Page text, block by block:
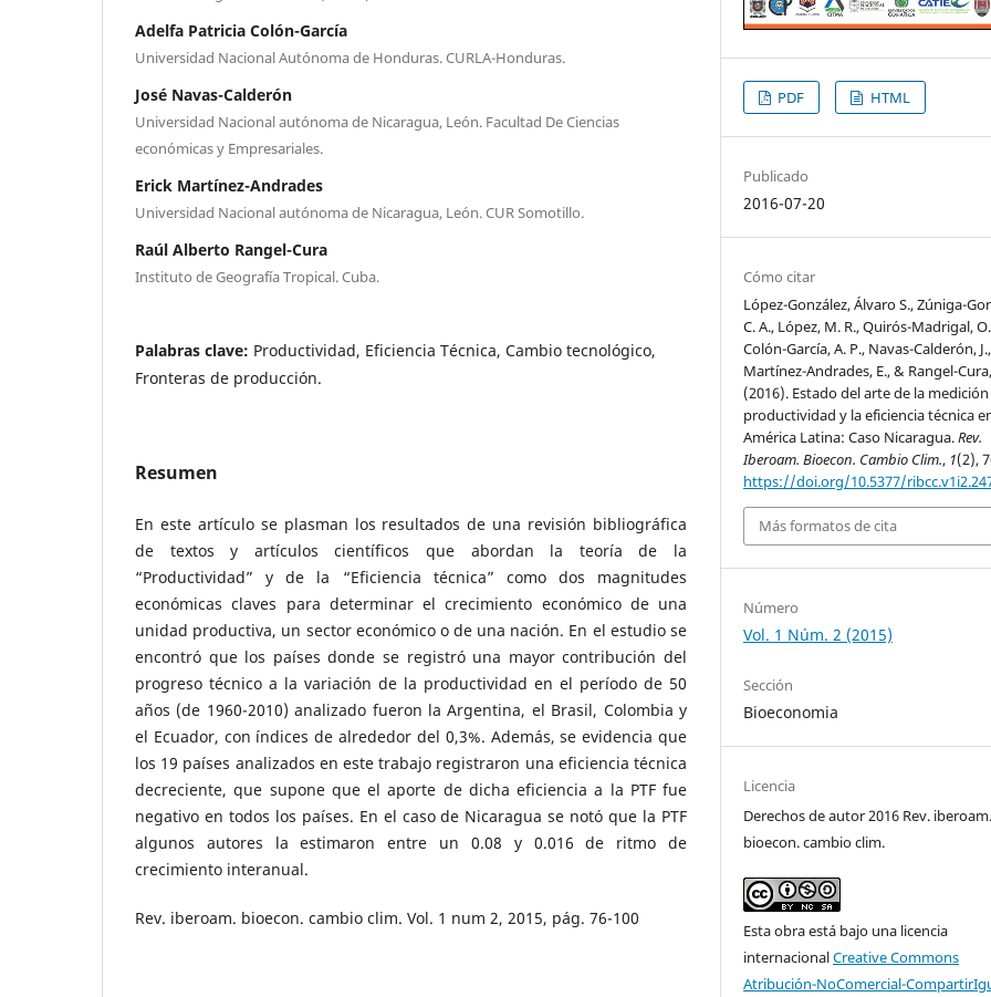
Adelfa Patricia Colón-García
Universidad Nacional Autónoma de Honduras. CURLA-Honduras.
José Navas-Calderón
Universidad Nacional autónoma de Nicaragua, León. Facultad De Ciencias
económicas y Empresariales.
Erick Martínez-Andrades
Universidad Nacional autónoma de Nicaragua, León. CUR Somotillo.
Raúl Alberto Rangel-Cura
Instituto de Geografía Tropical. Cuba.
Palabras clave: Productividad, Eficiencia Técnica, Cambio tecnológico,
Fronteras de producción.
Resumen
En este artículo se plasman los resultados de una revisión bibliográfica
de textos y artículos científicos que abordan la teoría de la
“Productividad” y de la “Eficiencia técnica” como dos magnitudes
económicas claves para determinar el crecimiento económico de una
unidad productiva, un sector económico o de una nación. En el estudio se
encontró que los países donde se registró una mayor contribución del
progreso técnico a la variación de la productividad en el período de 50
años (de 1960-2010) analizado fueron la Argentina, el Brasil, Colombia y
el Ecuador, con índices de alrededor del 0,3%. Además, se evidencia que
los 19 países analizados en este trabajo registraron una eficiencia técnica
decreciente, que supone que el aporte de dicha eficiencia a la PTF fue
negativo en todos los países. En el caso de Nicaragua se notó que la PTF
algunos autores la estimaron entre un 0.08 y 0.016 de ritmo de
crecimiento interanual.
Rev. iberoam. bioecon. cambio clim. Vol. 1 num 2, 2015, pág. 76-100
PDF HTML
Publicado
2016-07-20
Cómo citar
López-González, Álvaro S., Zúniga-
C. A., López, M. R., Quirós-Madrigal, O.
Colón-García, A. P., Navas-Calderón, J.,
Martínez-Andrades, E., & Rangel-
(2016). Estado del arte de la
productividad y la eficiencia técnica
América Latina: Caso Nicaragua.Rev.
Iberoam. Bioecon. Cambio Clim., 1(2),
https://doi.org/10.5377/
Más formatos de cita
Número
Vol. 1 Núm. 2 (2015)
Sección
Bioeconomia
Licencia
Derechos de autor 2016 Rev. iberoam.
bioecon. cambio clim.
Esta obra está bajo una licencia
internacionalCreative Commons
Atribución-NoComercial-